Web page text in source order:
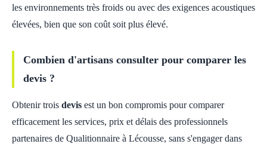
les environnements très froids ou avec des exigences acoustiques
élevées, bien que son coût soit plus élevé.
Combien d'artisans consulter pour comparer les
devis ?
Obtenir trois devis est un bon compromis pour comparer
efficacement les services, prix et délais des professionnels
partenaires de Qualitionnaire à Lécousse, sans s'engager dans